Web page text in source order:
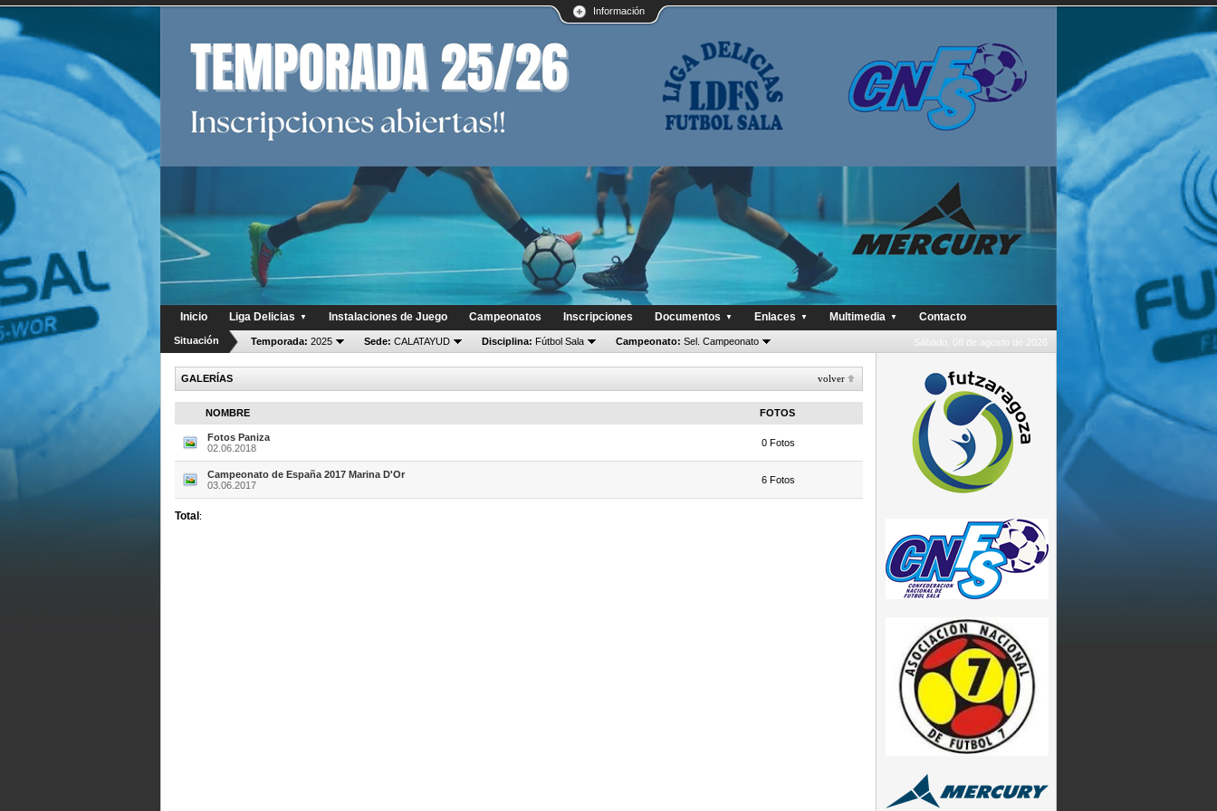
Información
Inicio Liga Delicias ▼ Instalaciones de Juego Campeonatos Inscripciones Documentos ▼ Enlaces ▼ Multimedia ▼ Contacto
Sábado, 08 de agosto de 2026
Situación Temporada: 2025 Sede: CALATAYUD Disciplina: Fútbol Sala Campeonato: Sel. Campeonato
GALERÍAS volver
NOMBRE FOTOS
Fotos Paniza
02.06.2018
0 Fotos
Campeonato de España 2017 Marina D'Or
03.06.2017
6 Fotos
Total :